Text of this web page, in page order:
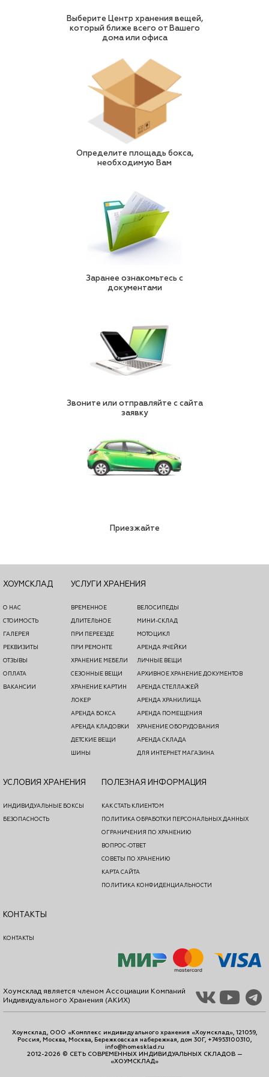
Выберите Центр хранения вещей,
который ближе всего от Вашего
дома или офиса
Определите площадь бокса,
необходимую Вам
Заранее ознакомьтесь с
документами
Звоните или отправляйте с сайта
заявку
Приезжайте
ХОУМСКЛАД
О НАС
СТОИМОСТЬ
ГАЛЕРЕЯ
РЕКВИЗИТЫ
ОТЗЫВЫ
ОПЛАТА
ВАКАНСИИ
УСЛУГИ ХРАНЕНИЯ
ВРЕМЕННОЕ
ДЛИТЕЛЬНОЕ
ПРИ ПЕРЕЕЗДЕ
ПРИ РЕМОНТЕ
ХРАНЕНИЕ МЕБЕЛИ
СЕЗОННЫЕ ВЕЩИ
ХРАНЕНИЕ КАРТИН
ЛОКЕР
АРЕНДА БОКСА
АРЕНДА КЛАДОВКИ
ДЕТСКИЕ ВЕЩИ
ШИНЫ
ВЕЛОСИПЕДЫ
МИНИ-СКЛАД
МОТОЦИКЛ
АРЕНДА ЯЧЕЙКИ
ЛИЧНЫЕ ВЕЩИ
АРХИВНОЕ ХРАНЕНИЕ ДОКУМЕНТОВ
АРЕНДА СТЕЛЛАЖЕЙ
АРЕНДА ХРАНИЛИЩА
АРЕНДА ПОМЕЩЕНИЯ
ХРАНЕНИЕ ОБОРУДОВАНИЯ
АРЕНДА СКЛАДА
ДЛЯ ИНТЕРНЕТ МАГАЗИНА
УСЛОВИЯ ХРАНЕНИЯ
ИНДИВИДУАЛЬНЫЕ БОКСЫ
БЕЗОПАСНОСТЬ
ПОЛЕЗНАЯ ИНФОРМАЦИЯ
КАК СТАТЬ КЛИЕНТОМ
ПОЛИТИКА ОБРАБОТКИ ПЕРСОНАЛЬНЫХ ДАННЫХ
ОГРАНИЧЕНИЯ ПО ХРАНЕНИЮ
ВОПРОС-ОТВЕТ
СОВЕТЫ ПО ХРАНЕНИЮ
КАРТА САЙТА
ПОЛИТИКА КОНФИДЕНЦИАЛЬНОСТИ
КОНТАКТЫ
КОНТАКТЫ
Хоумсклад является членом Ассоциации Компаний
Индивидуального Хранения (АКИХ)
Хоумсклад, ООО «Комплекс индивидуального хранения «Хоумсклад», 121059,
Россия, Москва, Москва, Бережковская набережная, дом 30Г, +74953100310,
info@homesklad.ru
2012-2026 © СЕТЬ СОВРЕМЕННЫХ ИНДИВИДУАЛЬНЫХ СКЛАДОВ —
«ХОУМСКЛАД»